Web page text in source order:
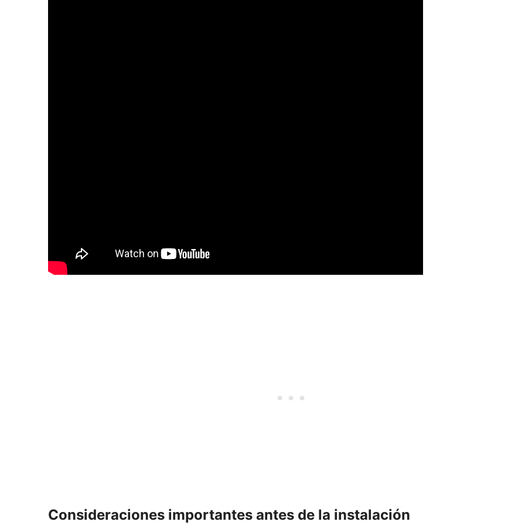
Consideraciones importantes antes de la instalación